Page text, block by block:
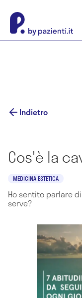
Indietro
Cos'è la
MEDICINA ESTETICA
Ho sentito parlare
serve?